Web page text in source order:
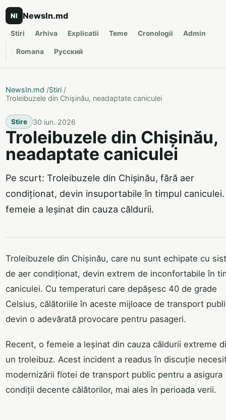
NI NewsIn.md
Stiri Arhiva Explicatii Teme Cronologii Admin
Romana Русский
NewsIn.md /Stiri /
Troleibuzele din Chișinău, neadaptate caniculei
Stire 30 iun. 2026
Troleibuzele din Chișinău,
neadaptate caniculei
Pe scurt: Troleibuzele din Chișinău, fără aer
condiționat, devin insuportabile în timpul caniculei.
femeie a leșinat din cauza căldurii.
Troleibuzele din Chișinău, care nu sunt echipate cu
de aer condiționat, devin extrem de inconfortabile în
caniculei. Cu temperaturi care depășesc 40 de grade
Celsius, călătoriile în aceste mijloace de transport
devin o adevărată provocare pentru pasageri.
Recent, o femeie a leșinat din cauza căldurii extreme
un troleibuz. Acest incident a readus în discuție
modernizării flotei de transport public pentru a asigura
condiții decente călătorilor, mai ales în perioada verii.